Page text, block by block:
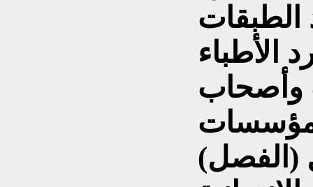
الطبقات
الأطباء
وأصحاب
(الفصل)